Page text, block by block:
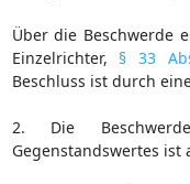
Über die Beschwerde
Einzelrichter, § 33
Beschluss ist durch
2. Die
Gegenstandswertes ist